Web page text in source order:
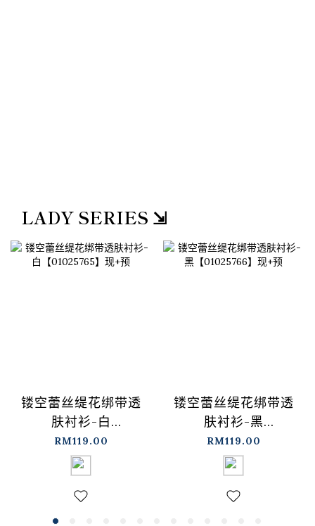
LADY SERIES ⇲
镂空蕾丝缇花绑带透
肤衬衫-白
【01025765】现+预
RM119.00
镂空蕾丝缇花绑带透
肤衬衫-黑
【01025766】现+预
RM119.00